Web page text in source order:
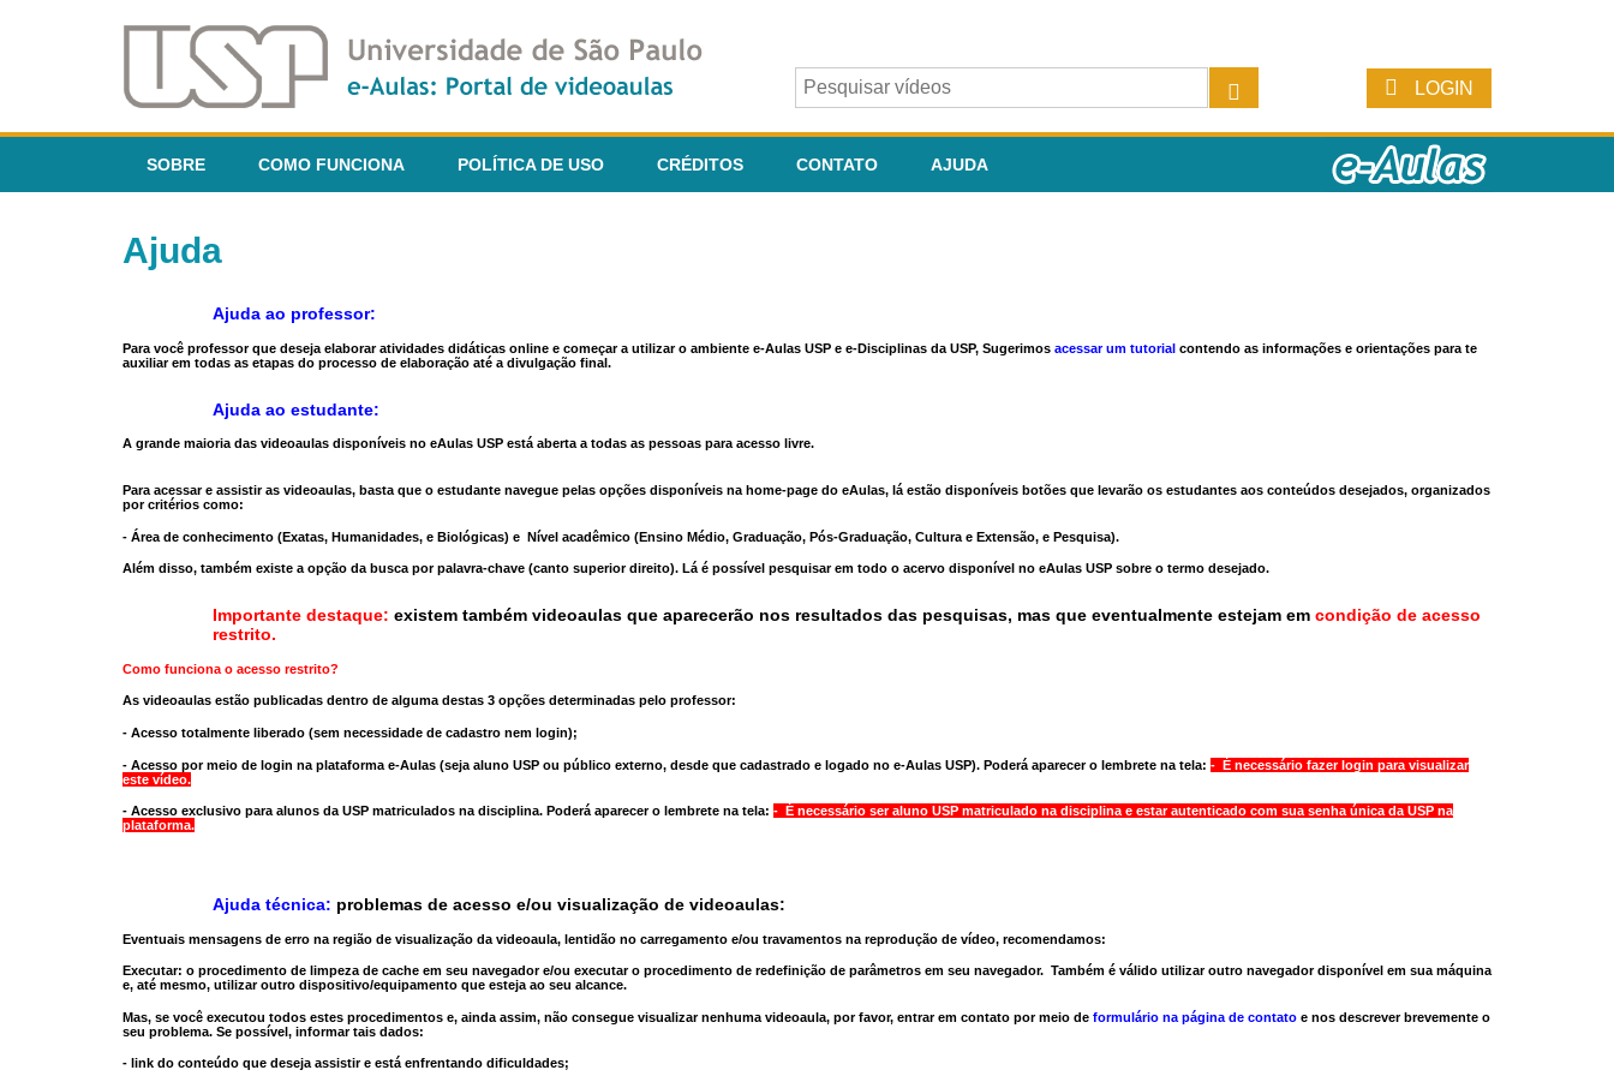
LOGIN
SOBRE COMO FUNCIONA POLÍTICA DE USO CRÉDITOS CONTATO AJUDA
Ajuda
Ajuda ao professor:
Para você professor que deseja elaborar atividades didáticas online e começar a utilizar o ambiente e-Aulas USP e e-Disciplinas da USP, Sugerimos acessar um tutorial contendo as informações e orientações para te
auxiliar em todas as etapas do processo de elaboração até a divulgação final.
Ajuda ao estudante:
A grande maioria das videoaulas disponíveis no eAulas USP está aberta a todas as pessoas para acesso livre.
Para acessar e assistir as videoaulas, basta que o estudante navegue pelas opções disponíveis na home-page do eAulas, lá estão disponíveis botões que levarão os estudantes aos conteúdos desejados, organizados
por critérios como:
- Área de conhecimento (Exatas, Humanidades, e Biológicas) e Nível acadêmico (Ensino Médio, Graduação, Pós-Graduação, Cultura e Extensão, e Pesquisa).
Além disso, também existe a opção da busca por palavra-chave (canto superior direito). Lá é possível pesquisar em todo o acervo disponível no eAulas USP sobre o termo desejado.
Importante destaque: existem também videoaulas que aparecerão nos resultados das pesquisas, mas que eventualmente estejam em condição de acesso
restrito.
Como funciona o acesso restrito?
As videoaulas estão publicadas dentro de alguma destas 3 opções determinadas pelo professor:
- Acesso totalmente liberado (sem necessidade de cadastro nem login);
- Acesso por meio de login na plataforma e-Aulas (seja aluno USP ou público externo, desde que cadastrado e logado no e-Aulas USP). Poderá aparecer o lembrete na tela: - É necessário fazer login para visualizar
este vídeo.
- Acesso exclusivo para alunos da USP matriculados na disciplina. Poderá aparecer o lembrete na tela: - É necessário ser aluno USP matriculado na disciplina e estar autenticado com sua senha única da USP na
plataforma.
Ajuda técnica: problemas de acesso e/ou visualização de videoaulas:
Eventuais mensagens de erro na região de visualização da videoaula, lentidão no carregamento e/ou travamentos na reprodução de vídeo, recomendamos:
Executar: o procedimento de limpeza de cache em seu navegador e/ou executar o procedimento de redefinição de parâmetros em seu navegador. Também é válido utilizar outro navegadordisponível em sua máquina
e, até mesmo, utilizar outro dispositivo/equipamento que esteja ao seu alcance.
Mas, se você executou todos estes procedimentos e, ainda assim, não consegue visualizar nenhuma videoaula, por favor, entrar em contato por meio de formulário na página de contato e nos descrever brevemente o
seu problema. Se possível, informar tais dados:
- link do conteúdo que deseja assistir e está enfrentando dificuldades;